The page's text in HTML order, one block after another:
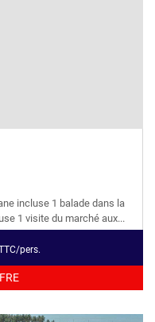
incluse 1 balade dans la
1 visite du marché aux...
pers.